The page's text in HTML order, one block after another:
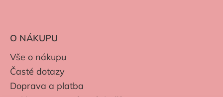
O NÁKUPU
Vše o nákupu
Časté dotazy
Doprava a platba